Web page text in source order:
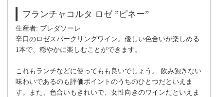
フランチャコルタ ロゼ ”ピネー”
生産者: ブレダソーレ
辛口のロゼスパークリングワイン。優しい色合いが楽しめる
1本で、穏やかに楽しむことができます。
これもランチなどに使ってもも良いでしょう。 飲み飽きない
味わいであるのも評価ポイントのうちのひとつだといえま
す。また、色合いもきれいで、女性向きのワインだといえま